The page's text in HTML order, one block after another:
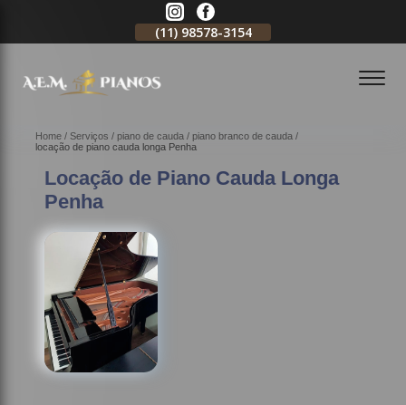
(11) 98578-3154
Home Serviços piano de cauda
piano branco de cauda
locação de piano cauda longa Penha
Locação de Piano Cauda Longa
Penha